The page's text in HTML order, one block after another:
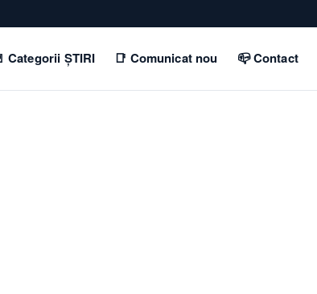
Categorii ȘTIRI 📑 Comunicat nou 📪 Contact